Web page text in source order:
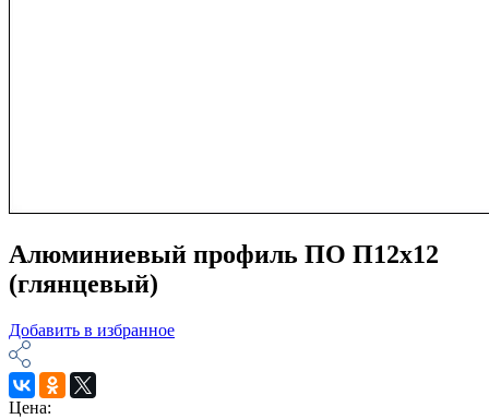
Алюминиевый профиль ПО П12х12
(глянцевый)
Добавить в избранное
Цена: